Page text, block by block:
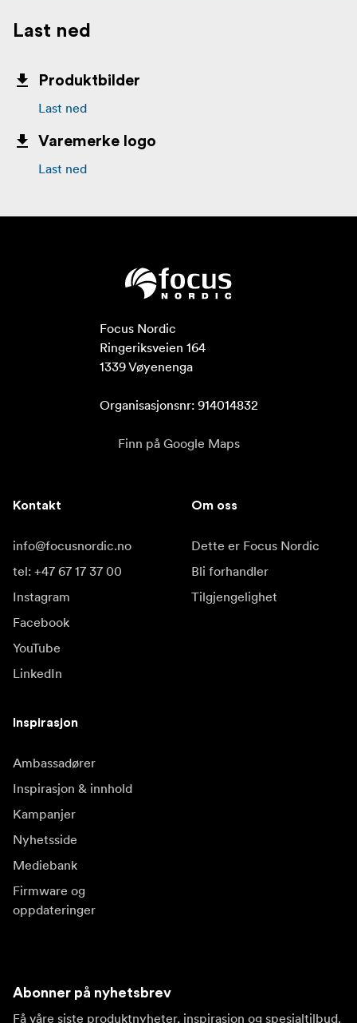
Last ned
Produktbilder
Last ned
Varemerke logo
Last ned
Focus Nordic
Ringeriksveien 164
1339 Vøyenenga
Organisasjonsnr: 914014832
Finn på Google Maps
Kontakt
info@focusnordic.no
tel: +47 67 17 37 00
Instagram
Facebook
YouTube
LinkedIn
Om oss
Dette er Focus Nordic
Bli forhandler
Tilgjengelighet
Inspirasjon
Ambassadører
Inspirasjon & innhold
Kampanjer
Nyhetsside
Mediebank
Firmware og
oppdateringer
Abonner på nyhetsbrev
Få våre siste produktnyheter, inspirasjon og spesialtilbud.